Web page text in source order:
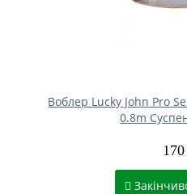
Воблер Lucky John Pro
0.8m